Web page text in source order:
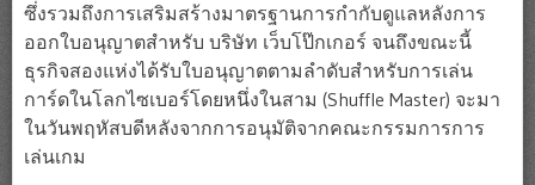
ซึ่งรวมถึงการเสริมสร้างมาตรฐานการกำกับดูแลหลังการ
ออกใบอนุญาตสำหรับ บริษัท เว็บโป๊กเกอร์ จนถึงขณะนี้
ธุรกิจสองแห่งได้รับใบอนุญาตตามลำดับสำหรับการเล่น
การ์ดในโลกไซเบอร์โดยหนึ่งในสาม (Shuffle Master) จะมา
ในวันพฤหัสบดีหลังจากการอนุมัติจากคณะกรรมการการ
เล่นเกม